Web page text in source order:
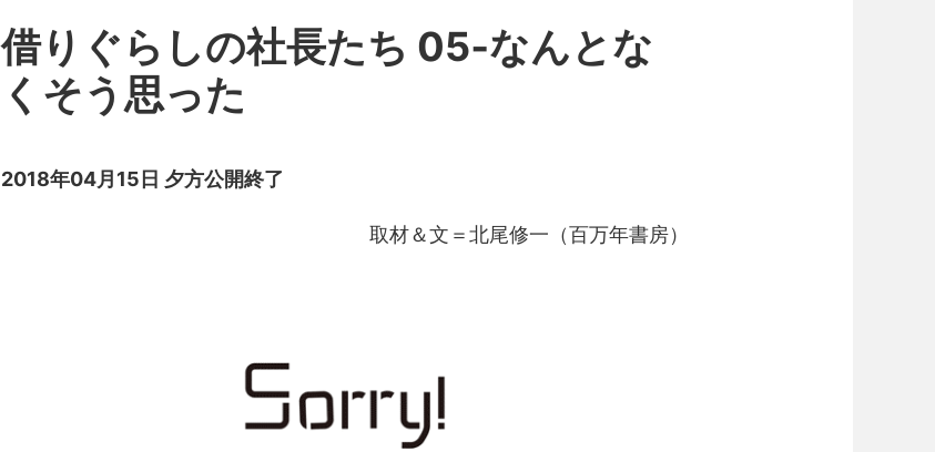
借りぐらしの社長たち 05‐なんとな
くそう思った
2018年04月15日 夕方公開終了
取材＆文＝北尾修一（百万年書房）